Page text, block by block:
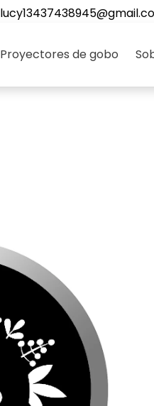
Proyectores de gobo